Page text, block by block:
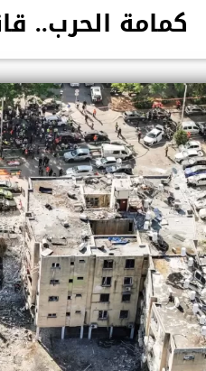
كمامة الحرب..